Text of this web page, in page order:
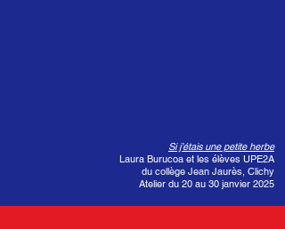
Si j’étais une petite herbe
Laura Burucoa et les élèves UPE2A
du collège Jean Jaurès, Clichy
Atelier du 20 au 30 janvier 2025